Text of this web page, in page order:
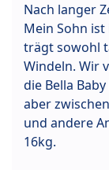
Nach langer
Mein Sohn ist
trägt sowohl
Windeln. Wir
die Bella
aber
und andere
16kg.